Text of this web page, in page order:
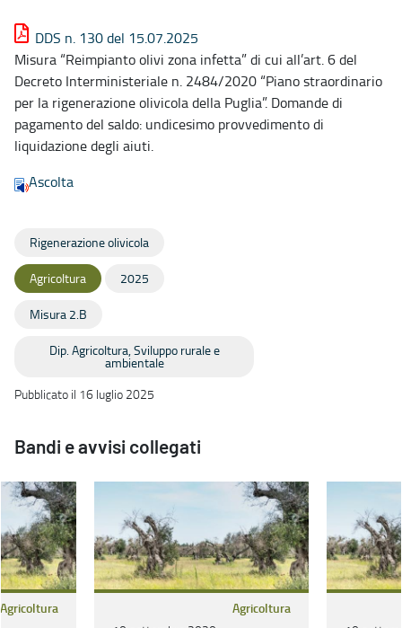
DDS n. 130 del 15.07.2025
Misura “Reimpianto olivi zona infetta” di cui all’art. 6 del
Decreto Interministeriale n. 2484/2020 “Piano straordinario
per la rigenerazione olivicola della Puglia”. Domande di
pagamento del saldo: undicesimo provvedimento di
liquidazione degli aiuti.
Ascolta
Rigenerazione olivicola
Agricoltura 2025
Misura 2.B
Dip. Agricoltura, Sviluppo rurale e
ambientale
Pubblicato il 16 luglio 2025
Bandi e avvisi collegati
Agricoltura
Agricoltura